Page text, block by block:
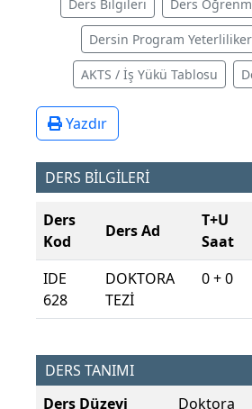
Ders Bilgileri Ders
Dersin Program
AKTS / İş Yükü Tablosu
Yazdır
DERS BİLGİLERİ
Ders
Kod
Ders Ad
T+U
Saat
IDE
628
DOKTORA
TEZİ
0 + 0
DERS TANIMI
Ders Düzeyi
Doktora